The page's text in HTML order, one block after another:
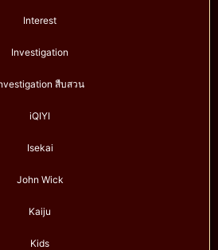
Interest
Investigation
สืบสวน
iQIYI
Isekai
John Wick
Kaiju
Kids